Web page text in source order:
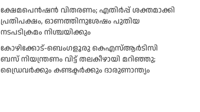
ക്ഷേമപെൻഷൻ വിതരണം; എതിർപ്പ് ശക്തമാക്കി
പ്രതിപക്ഷം, ഓണത്തിനുശേഷം പുതിയ
നടപടിക്രമം നിശ്ചയിക്കും
കോഴിക്കോട്-ബെംഗളൂരു കെഎസ്ആര്‍ടിസി
ബസ് നിയന്ത്രണം വിട്ട് തലകീഴായി മറിഞ്ഞു;
ഡ്രെെവർക്കും കണ്ടക്ടർക്കും ദാരുണാന്ത്യം